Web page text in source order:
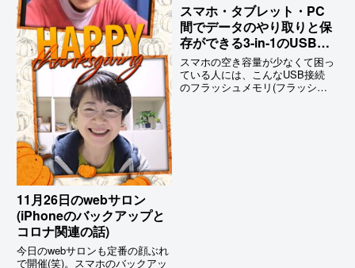
11月26日のwebサロン
(iPhoneのバックアップと
コロナ関連の話)
今日のwebサロンも定番の顔ぶれ
で開催(笑)。スマホのバックアッ
スマホ・タブレット・PC
間でデータのやり取りと保
存ができる3-in-1のUSBフ
ラッシュメモリ
スマホの空き容量が少なくて困っ
ている人には、こんなUSB接続
のフラッシュメモリ(フラッシュ